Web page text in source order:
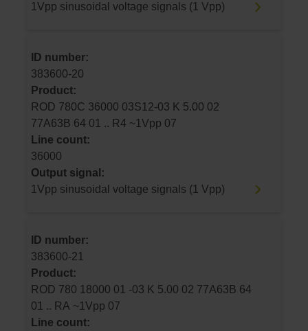
1Vpp sinusoidal voltage signals (1 Vpp)
ID number:
383600-20
Product:
ROD 780C 36000 03S12-03 K 5.00 02
77A63B 64 01 .. R4 ~1Vpp 07
Line count:
36000
Output signal:
1Vpp sinusoidal voltage signals (1 Vpp)
ID number:
383600-21
Product:
ROD 780 18000 01 -03 K 5.00 02 77A63B 64
01 .. RA ~1Vpp 07
Line count: